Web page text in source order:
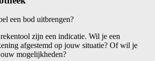
een bod uitbrengen?
zijn een indicatie. Wil je een
afgestemd op jouw situatie? Of wil je
mogelijkheden?